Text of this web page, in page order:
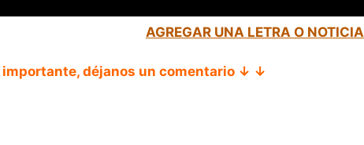
AGREGAR UNA LETRA O NOTICIA
déjanos un comentario ↓ ↓